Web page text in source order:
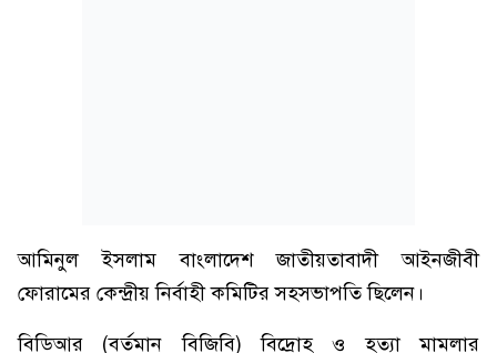
আমিনুল ইসলাম বাংলাদেশ জাতীয়তাবাদী আইনজীবী
ফোরামের কেন্দ্রীয় নির্বাহী কমিটির সহসভাপতি ছিলেন।
বিডিআর (বর্তমান বিজিবি) বিদ্রোহ ও হত্যা মামলার